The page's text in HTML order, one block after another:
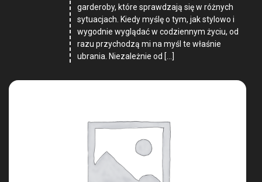
garderoby, które sprawdzają się w różnych
sytuacjach. Kiedy myślę o tym, jak stylowo i
wygodnie wyglądać w codziennym życiu, od
razu przychodzą mi na myśl te właśnie
ubrania. Niezależnie od […]